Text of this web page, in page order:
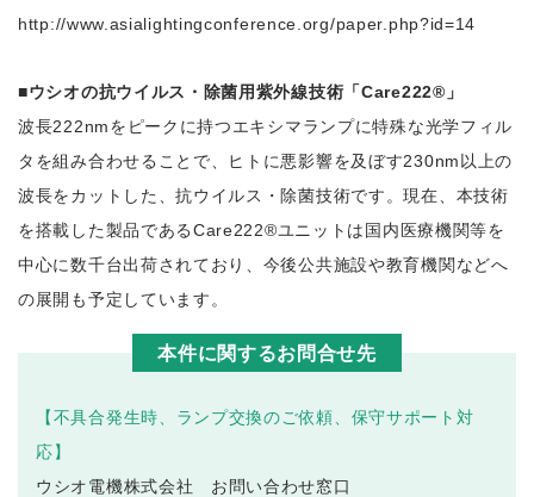
http://www.asialightingconference.org/paper.php?id=14
■ウシオの抗ウイルス・除菌用紫外線技術「Care222®」
波長222nmをピークに持つエキシマランプに特殊な光学フィル
タを組み合わせることで、ヒトに悪影響を及ぼす230nm以上の
波長をカットした、抗ウイルス・除菌技術です。現在、本技術
を搭載した製品であるCare222®ユニットは国内医療機関等を
中心に数千台出荷されており、今後公共施設や教育機関などへ
の展開も予定しています。
本件に関するお問合せ先
【不具合発生時、ランプ交換のご依頼、保守サポート対
応】
ウシオ電機株式会社 お問い合わせ窓口